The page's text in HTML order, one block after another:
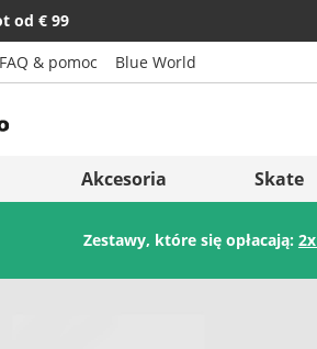
od € 99
Italia (Italiano)
Italien (Deutsch)
FAQ & pomoc Blue World
Akcesoria Skate
Zestawy, które się opłacają: